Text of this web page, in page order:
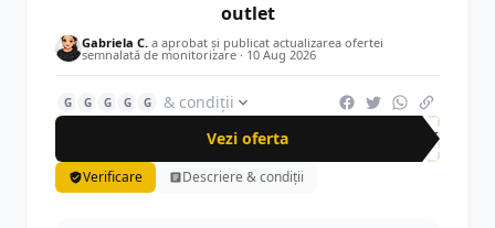
outlet
Gabriela C. a aprobat și publicat actualizarea ofertei
semnalată de monitorizare · 10 Aug 2026
G G G G G
& condiții
Vezi oferta
-60%
Verificare Descriere & condiții